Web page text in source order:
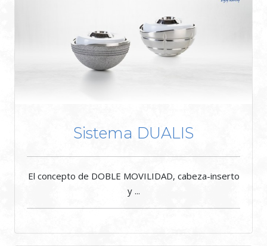
Sistema DUALIS
El concepto de DOBLE MOVILIDAD, cabeza-inserto
y ...